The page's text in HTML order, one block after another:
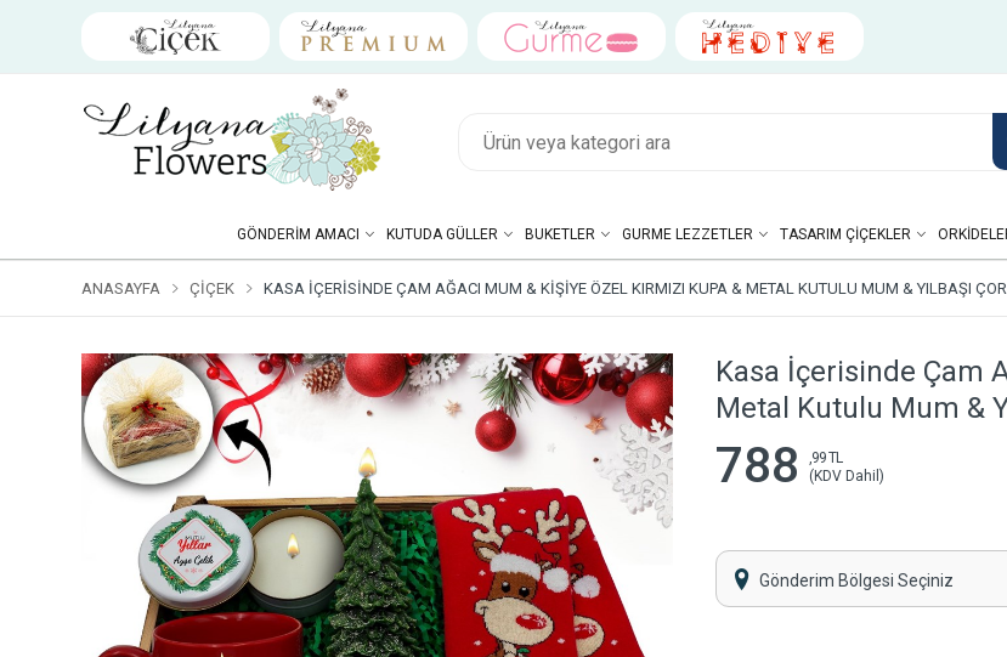
GÖNDERIM AMACI KUTUDA GÜLLER BUKETLER GURME LEZZETLER TASARIM ÇIÇEKLER
ANASAYFA ÇIÇEK KASA İÇERISINDE ÇAM AĞACI MUM & KIŞIYE ÖZEL KIRMIZI KUPA & METAL KUTULU MUM & YILBAŞI
Kasa İçerisinde Çam
Metal Kutulu Mum &
788
,99 TL
(KDV Dahil)
Gönderim Bölgesi Seçiniz